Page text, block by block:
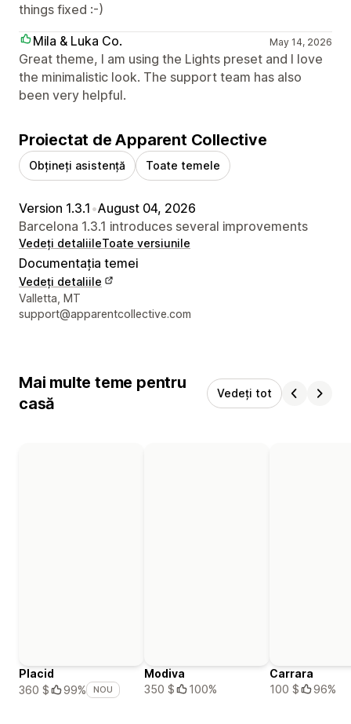
things fixed :-)
Mila & Luka Co.
May 14, 2026
Great theme, I am using the Lights preset and I love
the minimalistic look. The support team has also
been very helpful.
Proiectat de Apparent Collective
Obțineți asistență Toate temele
Version 1.3.1 •August 04, 2026
Barcelona 1.3.1 introduces several improvements
Vedeți detaliileToate versiunile
Documentația temei
Vedeți detaliile
Detaliile de contact ale designerului
Valletta, MT
support@apparentcollective.com
Mai multe teme pentru
casă
Vedeți tot
Placid
360 $
99% NOU
Modiva
350 $
100%
Carrara
100 $
96%